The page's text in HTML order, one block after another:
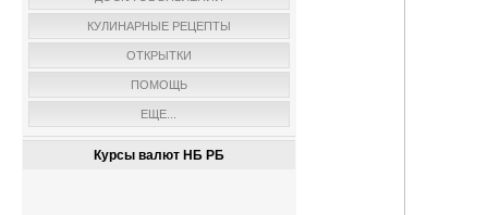
КУЛИНАРНЫЕ РЕЦЕПТЫ
ОТКРЫТКИ
ПОМОЩЬ
ЕЩЕ...
Курсы валют НБ РБ